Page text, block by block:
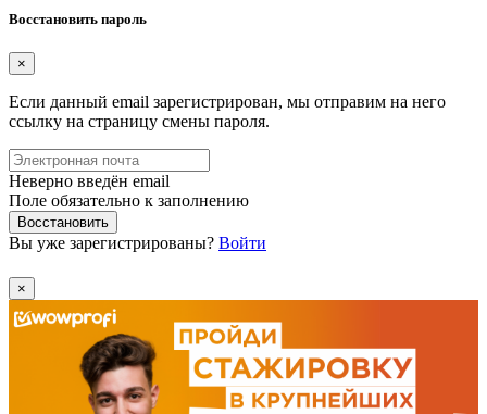
Восстановить пароль
×
Если данный email зарегистрирован, мы отправим на него
ссылку на страницу смены пароля.
Неверно введён email
Поле обязательно к заполнению
Восстановить
Вы уже зарегистрированы? Войти
×